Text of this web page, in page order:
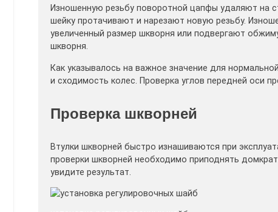
Изношенную резьбу поворотной цапфы удаляют на
шейку протачивают и нарезают новую резьбу.
увеличенный размер шкворня или подвергают
шкворня.
Как указывалось на важное значение для
и сходимость колес. Проверка углов передней оси
Проверка шкворней
Втулки шкворней быстро изнашиваются при
проверки шкворней необходимо приподнять
увидите результат.